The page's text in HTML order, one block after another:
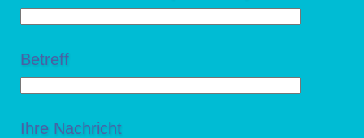
Betreff
Ihre Nachricht